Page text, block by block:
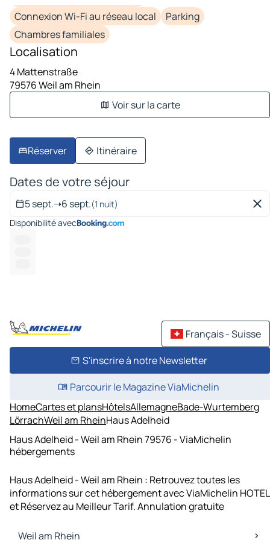
Connexion Wi-Fi au réseau local
Parking
Chambres familiales
Localisation
4 Mattenstraße
79576 Weil am Rhein
Voir sur la carte
Réserver Itinéraire
Dates de votre séjour
5 sept.➝6 sept.(1 nuit)
Disponibilité avec
Français - Suisse
S'inscrire à notre Newsletter
Parcourir le Magazine ViaMichelin
HomeCartes et plansHôtelsAllemagneBade-Wurtemberg
LörrachWeil am RheinHaus Adelheid
Haus Adelheid - Weil am Rhein 79576 - ViaMichelin
hébergements
Haus Adelheid - Weil am Rhein : Retrouvez toutes les
informations sur cet hébergement avec ViaMichelin HOTEL
et Réservez au Meilleur Tarif. Annulation gratuite
Weil am Rhein